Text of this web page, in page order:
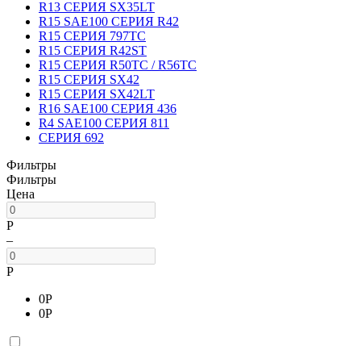
R13 СЕРИЯ SX35LT
R15 SAE100 СЕРИЯ R42
R15 СЕРИЯ 797TC
R15 СЕРИЯ R42ST
R15 СЕРИЯ R50TC / R56TC
R15 СЕРИЯ SX42
R15 СЕРИЯ SX42LT
R16 SAE100 СЕРИЯ 436
R4 SAE100 СЕРИЯ 811
СЕРИЯ 692
Фильтры
Фильтры
Цена
Р
–
Р
0Р
0Р